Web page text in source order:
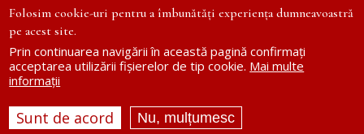
Site dezvoltat de
editurareintregirea.ro
Folosim cookie-uri pentru a îmbunătăți experiența dumneavoastră
pe acest site.
Prin continuarea navigării în această pagină confirmați
acceptarea utilizării fișierelor de tip cookie. Mai multe
informații
Sunt de acord Nu, mulțumesc